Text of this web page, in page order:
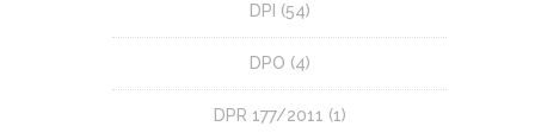
DPI (54)
DPO (4)
DPR 177/2011 (1)